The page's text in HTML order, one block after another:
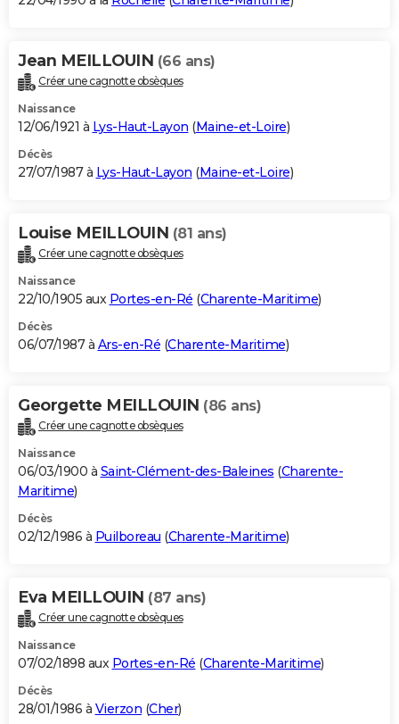
Jean MEILLOUIN (66 ans)
Créer une cagnotte obsèques
Naissance
12/06/1921 à Lys-Haut-Layon (Maine-et-Loire)
Décès
27/07/1987 à Lys-Haut-Layon (Maine-et-Loire)
Louise MEILLOUIN (81 ans)
Créer une cagnotte obsèques
Naissance
22/10/1905 aux Portes-en-Ré (Charente-Maritime)
Décès
06/07/1987 à Ars-en-Ré (Charente-Maritime)
Georgette MEILLOUIN (86 ans)
Créer une cagnotte obsèques
Naissance
06/03/1900 à Saint-Clément-des-Baleines (Charente-
Maritime)
Décès
02/12/1986 à Puilboreau (Charente-Maritime)
Eva MEILLOUIN (87 ans)
Créer une cagnotte obsèques
Naissance
07/02/1898 aux Portes-en-Ré (Charente-Maritime)
Décès
28/01/1986 à Vierzon (Cher)